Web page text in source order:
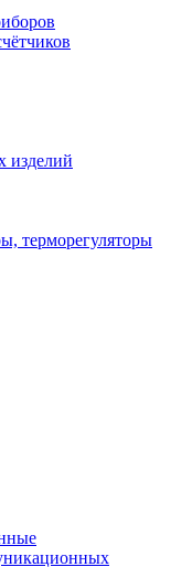
изделий
терморегуляторы